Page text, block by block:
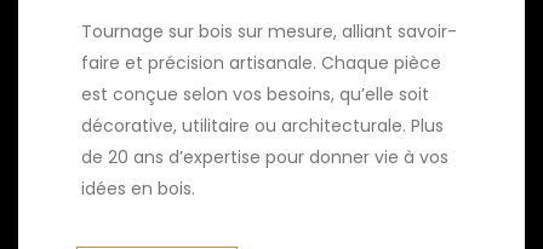
Tournage sur bois sur mesure, alliant savoir-
faire et précision artisanale. Chaque pièce
est conçue selon vos besoins, qu’elle soit
décorative, utilitaire ou architecturale. Plus
de 20 ans d’expertise pour donner vie à vos
idées en bois.